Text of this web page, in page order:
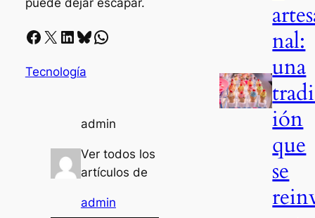
puede dejar escapar.
Facebook X LinkedIn Bluesky Whatsapp
Tecnología
admin
Ver todos los
artículos de
admin
nal:
una
ión
que
se